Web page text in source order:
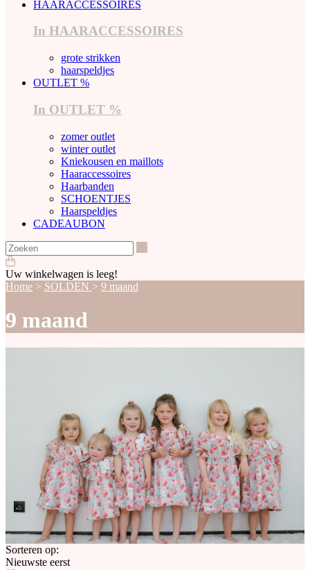
HAARACCESSOIRES
In HAARACCESSOIRES
grote strikken
haarspeldjes
OUTLET %
In OUTLET %
zomer outlet
winter outlet
Kniekousen en maillots
Haaraccessoires
Haarbanden
SCHOENTJES
Haarspeldjes
CADEAUBON
Uw winkelwagen is leeg!
Home > SOLDEN > 9 maand
9 maand
Sorteren op:
Nieuwste eerst